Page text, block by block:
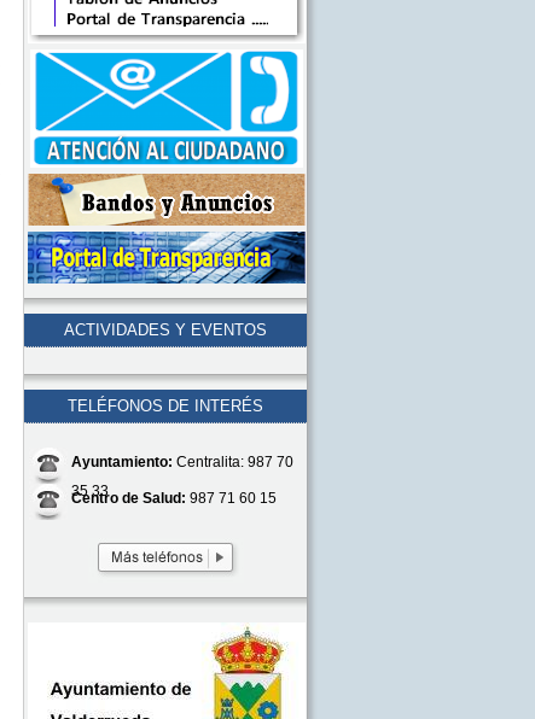
ACTIVIDADES Y EVENTOS
TELÉFONOS DE INTERÉS
Ayuntamiento: Centralita: 987 70
35 33
Centro de Salud: 987 71 60 15